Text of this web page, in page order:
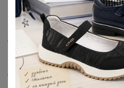
Как сделать заказ?
Как получить?
Доставка
Шоурумы
Торговые марки